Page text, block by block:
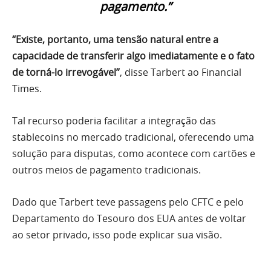
pagamento.”
“Existe, portanto, uma tensão natural entre a
capacidade de transferir algo imediatamente e o fato
de torná-lo irrevogável”, disse Tarbert ao Financial
Times.
Tal recurso poderia facilitar a integração das
stablecoins no mercado tradicional, oferecendo uma
solução para disputas, como acontece com cartões e
outros meios de pagamento tradicionais.
Dado que Tarbert teve passagens pelo CFTC e pelo
Departamento do Tesouro dos EUA antes de voltar
ao setor privado, isso pode explicar sua visão.